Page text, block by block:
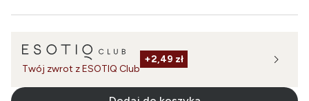
Twój zwrot z ESOTIQ Club
+2,49 zł